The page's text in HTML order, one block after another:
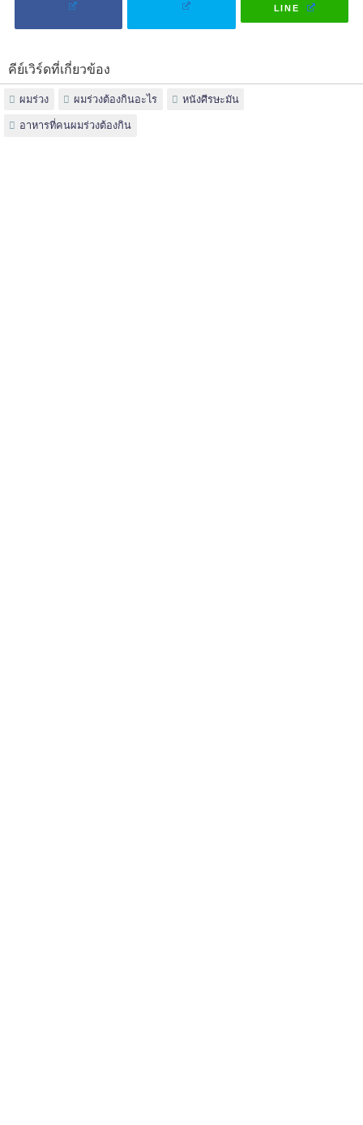
LINE
คีย์เวิร์ดที่เกี่ยวข้อง
ผมร่วง ผมร่วงต้องกินอะไร หนังศีรษะมัน
อาหารที่คนผมร่วงต้องกิน